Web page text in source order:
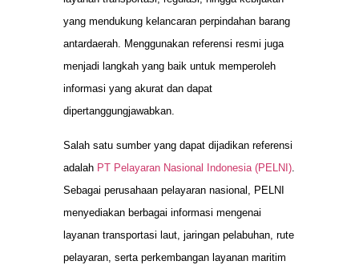
yang mendukung kelancaran perpindahan barang
antardaerah. Menggunakan referensi resmi juga
menjadi langkah yang baik untuk memperoleh
informasi yang akurat dan dapat
dipertanggungjawabkan.
Salah satu sumber yang dapat dijadikan referensi
adalah PT Pelayaran Nasional Indonesia (PELNI)
Sebagai perusahaan pelayaran nasional, PELNI
menyediakan berbagai informasi mengenai
layanan transportasi laut, jaringan pelabuhan, rute
pelayaran, serta perkembangan layanan maritim